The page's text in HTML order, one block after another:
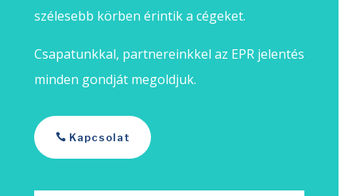
szélesebb körben érintik a cégeket.
Csapatunkkal, partnereinkkel az EPR jelentés
minden gondját megoldjuk.
Kapcsolat